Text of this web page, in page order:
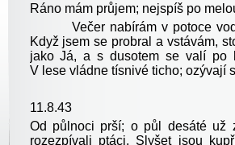
Ráno mám průjem; nejspíš po
Večer nabírám v potoce vodu
Když jsem se probral a vstávám,
jako Já, a s dusotem se valí po
V lese vládne tísnivé ticho; ozývají
11.8.43
Od půlnoci prší; o půl desáté už
rozezpívali ptáci. Slyšet jsou